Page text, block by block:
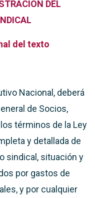
DEL
del texto
Nacional, deberá
de Socios,
términos de la Ley
y detallada de
sindical, situación y
por gastos de
y por cualquier